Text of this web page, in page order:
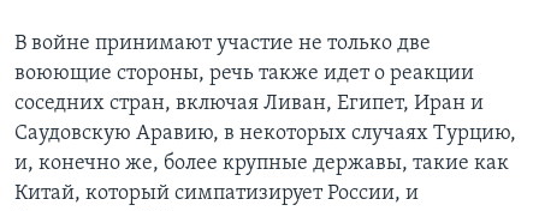
В войне принимают участие не только две
воюющие стороны, речь также идет о реакции
соседних стран, включая Ливан, Египет, Иран и
Саудовскую Аравию, в некоторых случаях Турцию,
и, конечно же, более крупные державы, такие как
Китай, который симпатизирует России, и